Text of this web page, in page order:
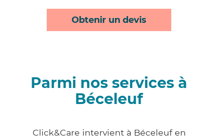
Obtenir un devis
Parmi nos services à
Béceleuf
Click&Care intervient à Béceleuf en